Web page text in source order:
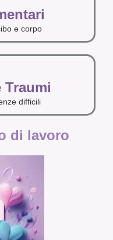
e corpo
Traumi
difficili
di lavoro